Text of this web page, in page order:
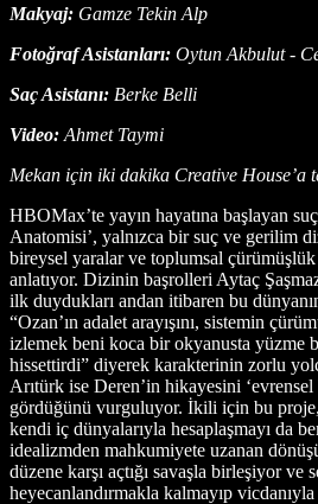
Makyaj: Gamze Tekin Alp
Fotoğraf Asistanları: Oytun Akbulut -
Saç Asistanı: Berke Belli
Video: Ahmet Taymi
Mekan için iki dakika Creative House’a
HBOMax’te yayın hayatına başlayan
Anatomisi’, yalnızca bir suç ve gerilim
bireysel yaralar ve toplumsal
anlatıyor. Dizinin başrolleri Aytaç
ilk duydukları andan itibaren bu
“Ozan’ın adalet arayışını, sistemin
izlemek beni koca bir okyanusta yüzme
hissettirdi” diyerek karakterinin zorlu
Arıtürk ise Deren’in hikayesini ‘evrensel
gördüğünü vurguluyor. İkili için bu
kendi iç dünyalarıyla hesaplaşmayı da
idealizmden mahkumiyete uzanan
düzene karşı açtığı savaşla birleşiyor ve
heyecanlandırmakla kalmayıp